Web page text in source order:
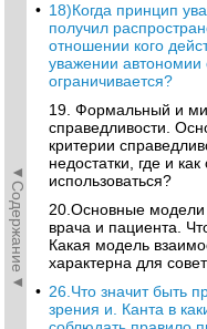
◄Содержание◄
• 18)Когда принцип
получил
отношении кого
уважении автономии
ограничивается?
19. Формальный и
справедливости.
критерии
недостатки, где и
использоваться?
20.Основные
врача и пациента.
Какая модель
характерна для
• 26.Что значит быть
зрения и. Канта в